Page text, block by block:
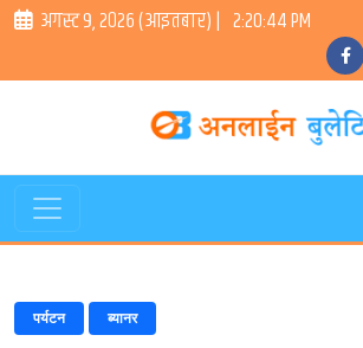
अगस्ट ९, २०२६ (आइतबार) | 2:20:45 PM
पर्यटन ब्यानर